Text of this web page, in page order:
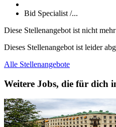
Bid Specialist /...
Diese Stellenangebot ist nicht
Dieses Stellenangebot ist leider
Alle Stellenangebote
Weitere Jobs, die für dich